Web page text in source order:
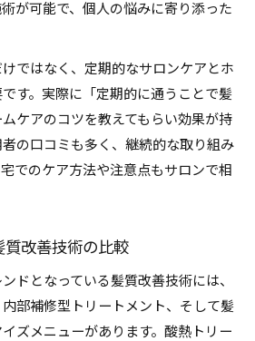
が可能で、個人の悩みに寄り添った
ではなく、定期的なサロンケアとホ
す。実際に「定期的に通うことで髪
ケアのコツを教えてもらい効果が持
の口コミも多く、継続的な取り組み
でのケア方法や注意点もサロンで相
質改善技術の比較
ドとなっている髪質改善技術には、
部補修型トリートメント、そして髪
ズメニューがあります。酸熱トリー